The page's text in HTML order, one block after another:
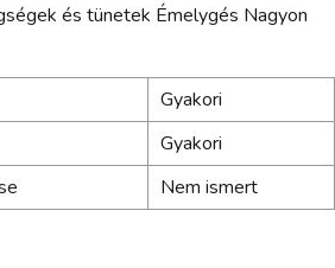
és tünetek Émelygés Nagyon
Gyakori
Gyakori
Nem ismert